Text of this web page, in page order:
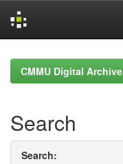
navigationCMMU Digital Archive
Search
Search: